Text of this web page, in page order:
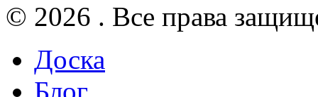
© 2026 . Все права
Доска
Блог